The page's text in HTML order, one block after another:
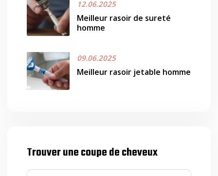
12.06.2025
Meilleur rasoir de sureté
homme
09.06.2025
Meilleur rasoir jetable homme
Trouver une coupe de cheveux